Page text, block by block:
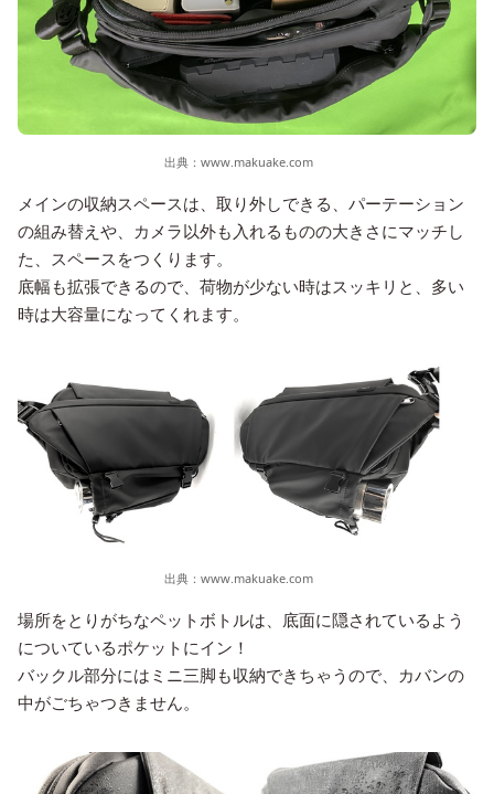
出典： www.makuake.com
メインの収納スペースは、取り外しできる、パーテーション
の組み替えや、カメラ以外も入れるものの大きさにマッチし
た、スペースをつくります。
底幅も拡張できるので、荷物が少ない時はスッキリと、多い
時は大容量になってくれます。
出典： www.makuake.com
場所をとりがちなペットボトルは、底面に隠されているよう
についているポケットにイン！
バックル部分にはミニ三脚も収納できちゃうので、カバンの
中がごちゃつきません。